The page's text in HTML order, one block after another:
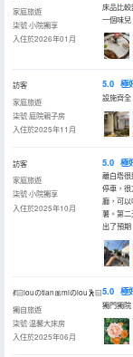
家庭旅遊
柒號·小院獨享
入住於2026年01月
床品比
一個味兒
訪客
家庭旅遊
柒號·庭院親子房
入住於2025年11月
5.0 極
設施齊全
訪客
家庭旅遊
柒號·小院獨享
入住於2025年10月
5.0 極
離白塔
停車，
廳，可以
薯。第
出了預期
💃🏻louのtian🎀miのlou🕺🏻
獨自旅遊
柒號·温馨大床房
入住於2025年06月
5.0 極
獨門獨院